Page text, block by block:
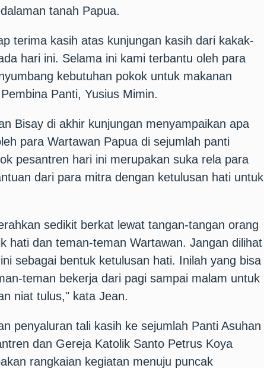
tanah Papua.
terima kasih atas kunjungan kasih dari kakak-
hari ini. Selama ini kami terbantu oleh para
kebutuhan pokok untuk makanan
Panti, Yusius Mimin.
Bisay di akhir kunjungan menyampaikan apa
para Wartawan Papua di sejumlah panti
pesantren hari ini merupakan suka rela para
dari para mitra dengan ketulusan hati untuk
sedikit berkat lewat tangan-tangan orang
hati dan teman-teman Wartawan. Jangan dilihat
sebagai bentuk ketulusan hati. Inilah yang bisa
teman bekerja dari pagi sampai malam untuk
niat tulus," kata Jean.
penyaluran tali kasih ke sejumlah Panti Asuhan
dan Gereja Katolik Santo Petrus Koya
rangkaian kegiatan menuju puncak